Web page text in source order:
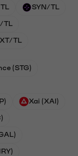
SYN/TL
TL
(STG)
Xai (XAI)